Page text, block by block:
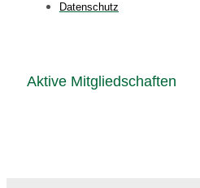
Datenschutz
Aktive Mitgliedschaften